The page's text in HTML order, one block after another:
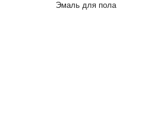
Эмаль для пола